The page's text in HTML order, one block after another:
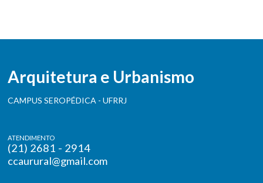
Arquitetura e Urbanismo
CAMPUS SEROPÉDICA - UFRRJ
ATENDIMENTO
(21) 2681 - 2914
ccaurural@gmail.com